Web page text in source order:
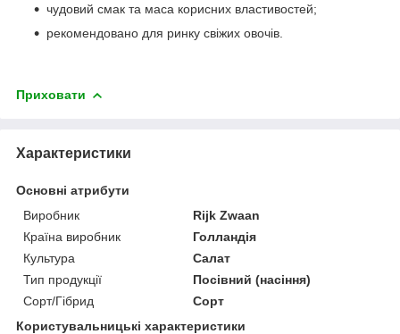
чудовий смак та маса корисних властивостей;
рекомендовано для ринку свіжих овочів.
Приховати
Характеристики
Основні атрибути
Виробник
Rijk Zwaan
Країна виробник
Голландія
Культура
Салат
Тип продукції
Посівний (насіння)
Сорт/Гібрид
Сорт
Користувальницькі характеристики